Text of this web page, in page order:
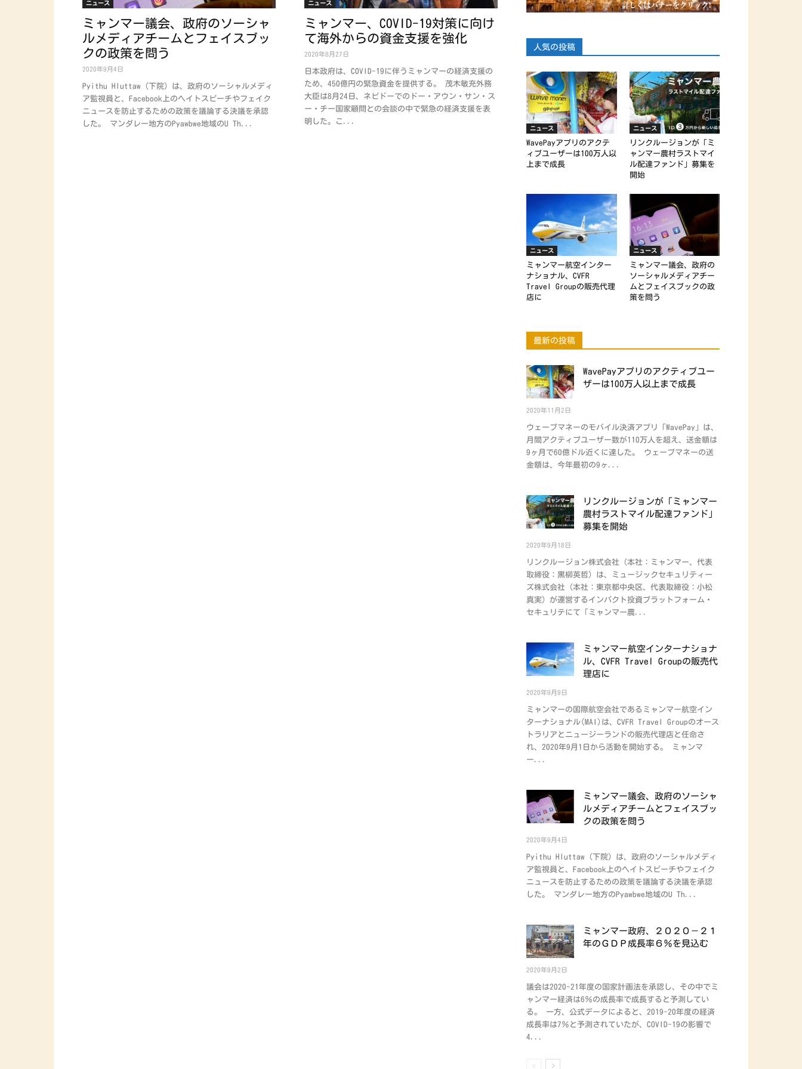
ニュース
ミャンマー議会、政府のソーシャ
ルメディアチームとフェイスブッ
クの政策を問う
2020年9月4日
Pyithu Hluttaw（下院）は、政府のソーシャルメディ
ア監視員と、Facebook上のヘイトスピーチやフェイク
ニュースを防止するための政策を議論する決議を承認
した。 マンダレー地方のPyawbwe地域のU Th...
ニュース
ミャンマー、COVID-19対策に向け
て海外からの資金支援を強化
2020年8月27日
日本政府は、COVID-19に伴うミャンマーの経済支援の
ため、450億円の緊急資金を提供する。 茂木敏充外務
大臣は8月24日、ネピドーでのドー・アウン・サン・ス
ー・チー国家顧問との会談の中で緊急の経済支援を表
明した。こ...
人気の投稿
ニュース
WavePayアプリのアクテ
ィブユーザーは100万人以
上まで成長
ニュース
リンクルージョンが「ミ
ャンマー農村ラストマイ
ル配達ファンド」募集を
開始
ニュース
ミャンマー航空インター
ナショナル、CVFR
Travel Groupの販売代理
店に
ニュース
ミャンマー議会、政府の
ソーシャルメディアチー
ムとフェイスブックの政
策を問う
最新の投稿
WavePayアプリのアクティブユー
ザーは100万人以上まで成長
2020年11月2日
ウェーブマネーのモバイル決済アプリ「WavePay」は、
月間アクティブユーザー数が110万人を超え、送金額は
9ヶ月で60億ドル近くに達した。 ウェーブマネーの送
金額は、今年最初の9ヶ...
リンクルージョンが「ミャンマー
農村ラストマイル配達ファンド」
募集を開始
2020年9月18日
リンクルージョン株式会社（本社：ミャンマー、代表
取締役：黒柳英哲）は、ミュージックセキュリティー
ズ株式会社（本社：東京都中央区、代表取締役：小松
真実）が運営するインパクト投資プラットフォーム・
セキュリテにて「ミャンマー農...
ミャンマー航空インターナショナ
ル、CVFR Travel Groupの販売代
理店に
2020年9月9日
ミャンマーの国際航空会社であるミャンマー航空イン
ターナショナル(MAI)は、CVFR Travel Groupのオース
トラリアとニュージーランドの販売代理店と任命さ
れ、2020年9月1日から活動を開始する。 ミャンマ
ー...
ミャンマー議会、政府のソーシャ
ルメディアチームとフェイスブッ
クの政策を問う
2020年9月4日
Pyithu Hluttaw（下院）は、政府のソーシャルメディ
ア監視員と、Facebook上のヘイトスピーチやフェイク
ニュースを防止するための政策を議論する決議を承認
した。 マンダレー地方のPyawbwe地域のU Th...
ミャンマー政府、２０２０－２１
年のＧＤＰ成長率６％を見込む
2020年9月2日
議会は2020-21年度の国家計画法を承認し、その中でミ
ャンマー経済は6％の成長率で成長すると予測してい
る。 一方、公式データによると、2019-20年度の経済
成長率は7％と予測されていたが、COVID-19の影響で
4...